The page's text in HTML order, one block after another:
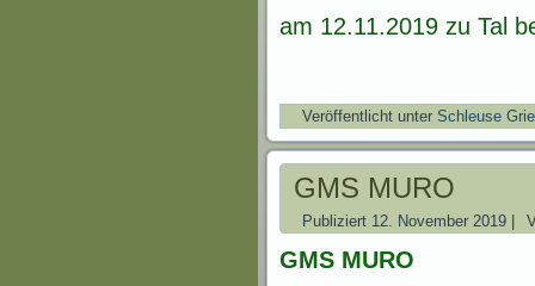
am 12.11.2019 zu Tal
Veröffentlicht unter Schleuse
GMS MURO
Publiziert 12. November 2019
GMS MURO